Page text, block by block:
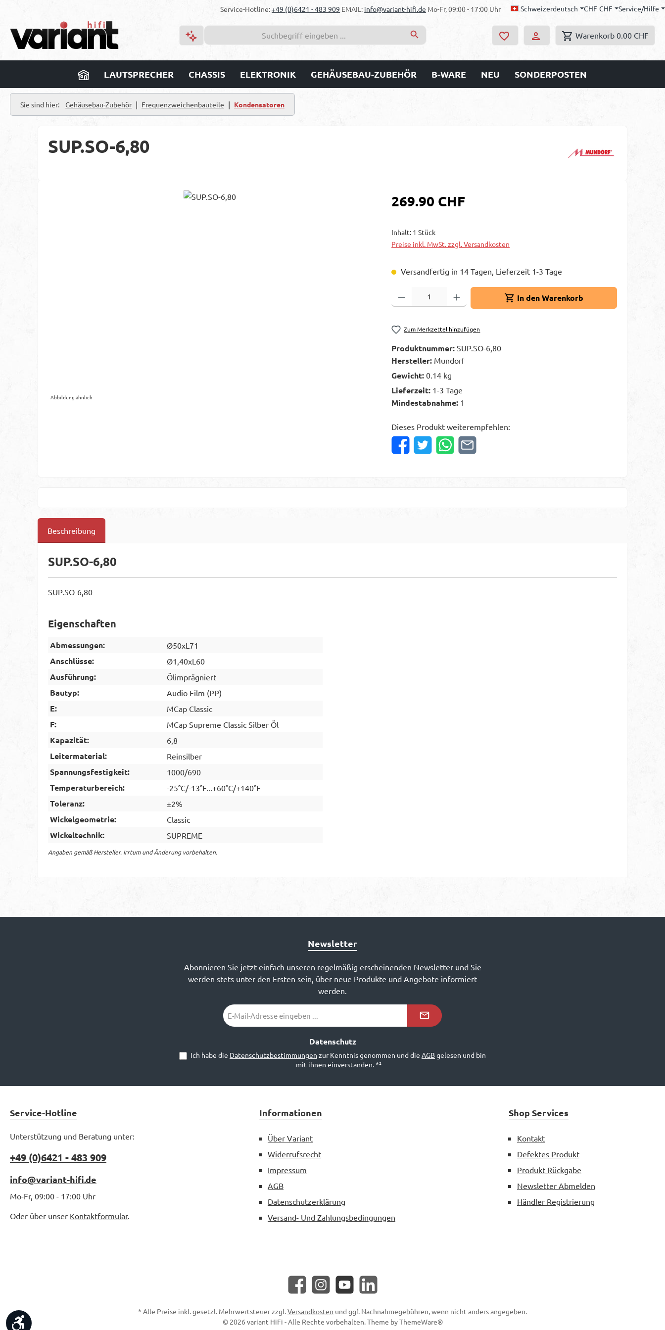
Service-Hotline:+49 (0)6421 - 483 909 EMAIL: info@variant-hifi.de Mo-Fr, 09:00 - 17:00 Uhr Schweizerdeutsch CHF CHF Service/Hilfe
Warenkorb 0.00 CHF
LAUTSPRECHER CHASSIS ELEKTRONIK GEHÄUSEBAU-ZUBEHÖR B-WARE NEU SONDERPOSTEN
Sie sind hier: Gehäusebau-Zubehör | Frequenzweichenbauteile | Kondensatoren
SUP.SO-6,80
Abbildung ähnlich
Regulärer Preis:
269.90 CHF
Inhalt: 1 Stück
Preise inkl. MwSt. zzgl. Versandkosten
Versandfertig in 14 Tagen, Lieferzeit 1-3 Tage
Produkt Anzahl: Gib den gewünschten Wert ein oder benutze die Schaltflächen um die
In den Warenkorb
Zum Merkzettel hinzufügen
Produktnummer:SUP.SO-6,80
Hersteller: Mundorf
Gewicht:0.14 kg
Lieferzeit: 1-3 Tage
Mindestabnahme: 1
Dieses Produkt weiterempfehlen:
Beschreibung
SUP.SO-6,80
SUP.SO-6,80
Eigenschaften
Abmessungen: Ø50xL71
Anschlüsse: Ø1,40xL60
Ausführung: Ölimprägniert
Bautyp: Audio Film (PP)
E: MCap Classic
F: MCap Supreme Classic Silber Öl
Kapazität: 6,8
Leitermaterial: Reinsilber
Spannungsfestigkeit: 1000/690
Temperaturbereich: -25°C/-13°F...+60°C/+140°F
Toleranz: ±2%
Wickelgeometrie: Classic
Wickeltechnik: SUPREME
Angaben gemäß Hersteller. Irrtum und Änderung vorbehalten.
Newsletter
Abonnieren Sie jetzt einfach unseren regelmäßig erscheinenden Newsletter und Sie
werden stets unter den Ersten sein, über neue Produkte und Angebote informiert
werden.
E-
Mail-
Datenschutz
Ich habe die Datenschutzbestimmungen zur Kenntnis genommen und die AGBgelesen und bin
mit ihnen einverstanden.*²
Service-Hotline
Unterstützung und Beratung unter:
+49 (0)6421 - 483 909
info@variant-hifi.de
Mo-Fr, 09:00 - 17:00 Uhr
Oder über unser Kontaktformular.
Informationen
Über Variant
Widerrufsrecht
Impressum
AGB
Datenschutzerklärung
Versand- Und Zahlungsbedingungen
Shop Services
Kontakt
Defektes Produkt
Produkt Rückgabe
Newsletter Abmelden
Händler Registrierung
Facebook InstagramYouTube LinkedIn
* Alle Preise inkl. gesetzl. Mehrwertsteuer zzgl.Versandkosten und ggf. Nachnahmegebühren, wenn nicht anders angegeben.
© 2026 variant HiFi - Alle Rechte vorbehalten. Theme byThemeWare®
Werkzeugleiste anzeigen